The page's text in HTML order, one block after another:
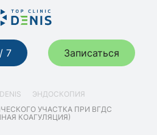
7 Записаться
ЭНДОСКОПИЯ
УЧАСТКА ПРИ ВГДС
КОАГУЛЯЦИЯ)